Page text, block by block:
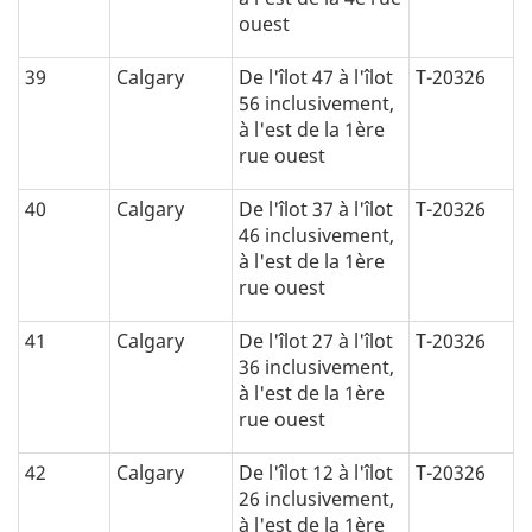
ouest
39 Calgary
De l'îlot 47 à l'îlot
56 inclusivement,
à l'est de la 1ère
rue ouest
T-20326
40 Calgary
De l'îlot 37 à l'îlot
46 inclusivement,
à l'est de la 1ère
rue ouest
T-20326
41 Calgary
De l'îlot 27 à l'îlot
36 inclusivement,
à l'est de la 1ère
rue ouest
T-20326
42 Calgary
De l'îlot 12 à l'îlot
26 inclusivement,
à l'est de la 1ère
T-20326